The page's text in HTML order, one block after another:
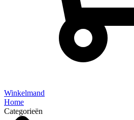
Winkelmand
Home
Categorieën